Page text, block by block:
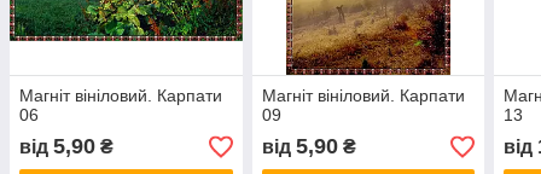
Магніт вініловий. Карпати
06
від 5,90 ₴
Магніт вініловий. Карпати
09
від 5,90₴
13
від